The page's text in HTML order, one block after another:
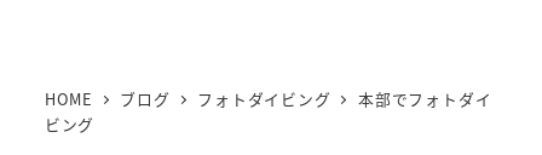
HOME ブログ フォトダイビング
本部でフォトダイ
ビング